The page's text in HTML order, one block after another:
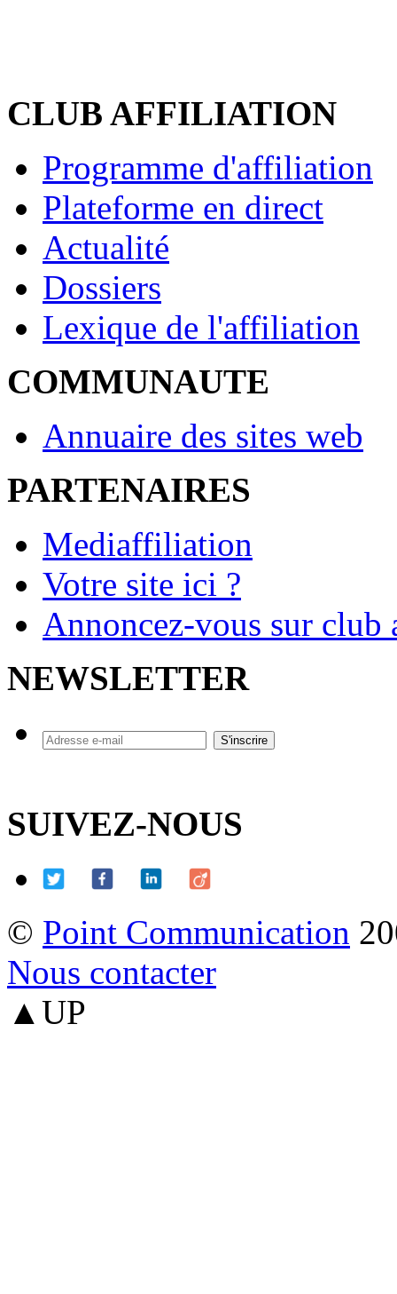
CLUB AFFILIATION
Programme d'affiliation
Plateforme en direct
Actualité
Dossiers
Lexique de l'affiliation
COMMUNAUTE
Annuaire des sites web
PARTENAIRES
Mediaffiliation
Votre site ici ?
Annoncez-vous sur
NEWSLETTER
SUIVEZ-NOUS
© Point Communication
Nous contacter
▲UP